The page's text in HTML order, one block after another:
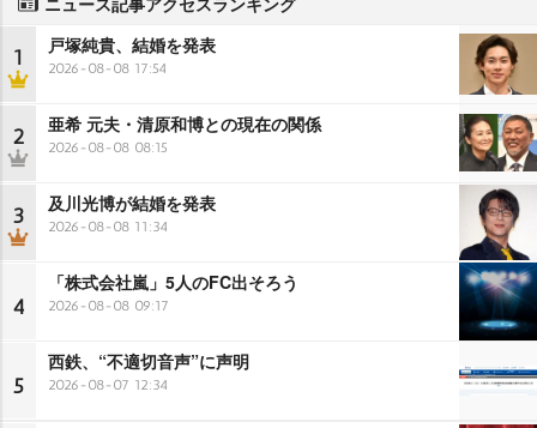
1 戸塚純貴、結婚を発表
2026-08-08 17:54
2 亜希 元夫・清原和博との現在の関係
2026-08-08 08:15
3 及川光博が結婚を発表
2026-08-08 11:34
4
「株式会社嵐」5人のFC出そろう
2026-08-08 09:17
5
西鉄、“不適切音声”に声明
2026-08-07 12:34